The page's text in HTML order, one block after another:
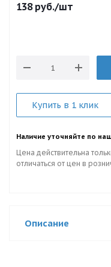
138руб./шт
Купить в 1 клик
Наличие уточняйте по
Цена действительна
отличаться от цен в
Описание